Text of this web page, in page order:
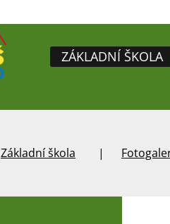
ZÁKLADNÍ ŠKOLA
Základní škola